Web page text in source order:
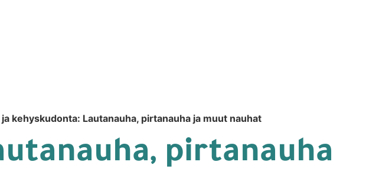
kehyskudonta: Lautanauha, pirtanauha ja muut nauhat
pirtanauha